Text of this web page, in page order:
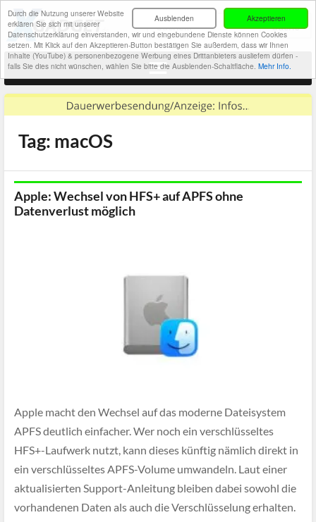
Akzeptieren
Ausblenden
Durch die Nutzung unserer Website
erklären Sie sich mit unserer
Datenschutzerklärung einverstanden, wir und eingebundene Dienste können Cookies
setzen. Mit Klick auf den Akzeptieren-Button bestätigen Sie außerdem, dass wir Ihnen
Inhalte (YouTube) & personenbezogene Werbung eines Drittanbieters ausliefern dürfen -
falls Sie dies nicht wünschen, wählen Sie bitte die Ausblenden-Schaltfläche. Mehr Info.
Tag: macOS
Apple: Wechsel von HFS+ auf APFS ohne
Datenverlust möglich
Apple macht den Wechsel auf das moderne Dateisystem
APFS deutlich einfacher. Wer noch ein verschlüsseltes
HFS+-Laufwerk nutzt, kann dieses künftig nämlich direkt in
ein verschlüsseltes APFS-Volume umwandeln. Laut einer
aktualisierten Support-Anleitung bleiben dabei sowohl die
vorhandenen Daten als auch die Verschlüsselung erhalten.